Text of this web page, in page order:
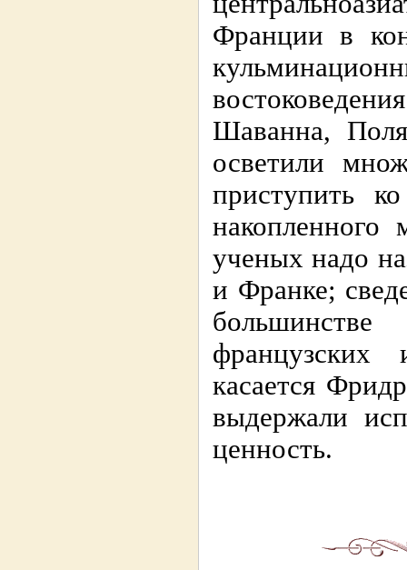
Франции в
Шаванна,
осветили
приступить
накопленного
ученых надо
и Франке;
касается
выдержали
ценность.